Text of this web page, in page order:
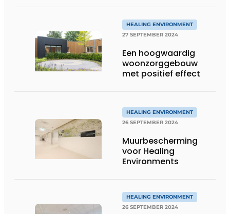
HEALING ENVIRONMENT
27 SEPTEMBER 2024
Een hoogwaardig
woonzorggebouw
met positief effect
HEALING ENVIRONMENT
26 SEPTEMBER 2024
Muurbescherming
voor Healing
Environments
HEALING ENVIRONMENT
26 SEPTEMBER 2024